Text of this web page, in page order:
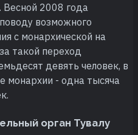
Весной 2008 года
возможного
с монархической на
такой переход
девять человек, в
монархии - одна тысяча
орган Тувалу